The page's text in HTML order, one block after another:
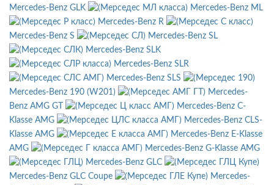
Mercedes-Benz GLK
Mercedes-Benz ML
Mercedes-Benz R
Mercedes-Benz S
Mercedes-Benz SL
Mercedes-Benz SLK
Mercedes-Benz SLR
Mercedes-Benz SLS
Mercedes-Benz 190 (W201)
Mercedes-
Benz AMG GT
Mercedes-Benz C-
Klasse AMG
Mercedes-Benz CLS-
Klasse AMG
Mercedes-Benz E-Klasse
AMG
Mercedes-Benz G-Klasse AMG
Mercedes-Benz GLC
Mercedes-Benz GLC Coupe
Mercedes-